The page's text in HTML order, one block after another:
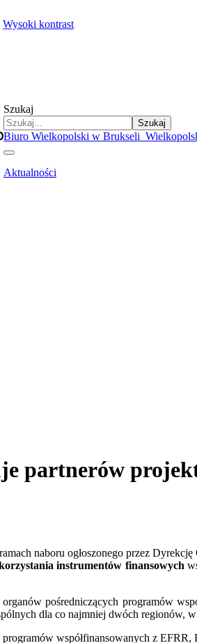
Wysoki kontrast
Szukaj
Szukaj
Biuro Wielkopolski w Brukseli
Aktualności
partnerów
naboru ogłoszonego przez
instrumentów finansowych
pośredniczących programów
dla co najmniej dwóch regionów,
programów współfinansowanych z